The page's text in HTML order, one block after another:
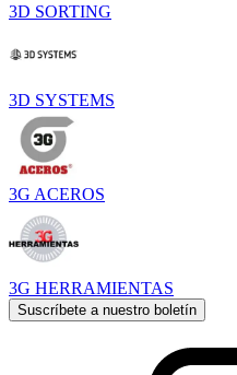
3D SORTING
3D SYSTEMS
3G ACEROS
3G HERRAMIENTAS
Suscríbete a nuestro boletín